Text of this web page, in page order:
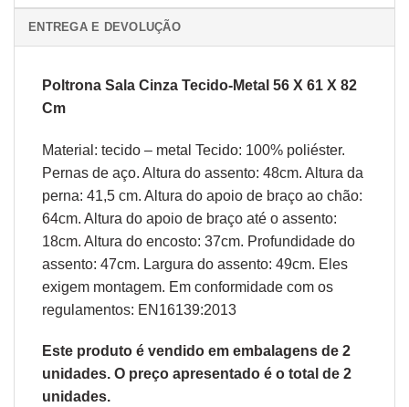
ENTREGA E DEVOLUÇÃO
Poltrona Sala Cinza Tecido-Metal 56 X 61 X 82
Cm
Material: tecido – metal Tecido: 100% poliéster.
Pernas de aço. Altura do assento: 48cm. Altura da
perna: 41,5 cm. Altura do apoio de braço ao chão:
64cm. Altura do apoio de braço até o assento:
18cm. Altura do encosto: 37cm. Profundidade do
assento: 47cm. Largura do assento: 49cm. Eles
exigem montagem. Em conformidade com os
regulamentos: EN16139:2013
Este produto é vendido em embalagens de 2
unidades. O preço apresentado é o total de 2
unidades.